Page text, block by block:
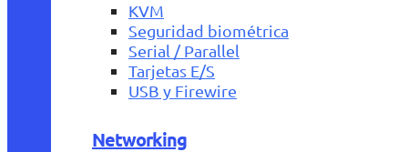
KVM
Seguridad biométrica
Serial / Parallel
Tarjetas E/S
USB y Firewire
Networking